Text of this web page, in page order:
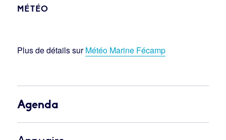
MÉTÉO
Plus de détails surMétéo Marine Fécamp
Agenda